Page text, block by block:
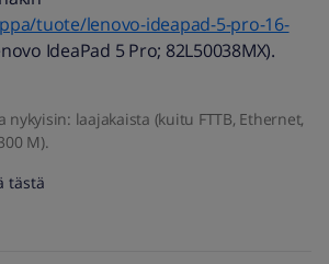
tuote/lenovo-ideapad-5-pro-16-
IdeaPad 5 Pro; 82L50038MX).
nykyisin: laajakaista (kuitu FTTB, Ethernet,
M).
tästä